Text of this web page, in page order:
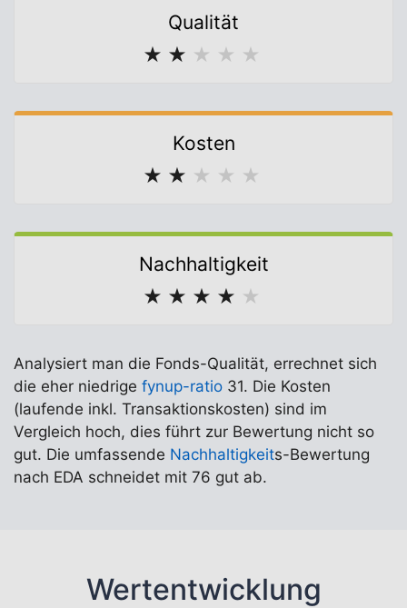
Qualität
★ ★ ★ ★ ★
Kosten
★ ★ ★ ★ ★
Nachhaltigkeit
★ ★ ★ ★ ★
Analysiert man die Fonds-Qualität, errechnet sich
die eher niedrige fynup-ratio 31. Die Kosten
(laufende inkl. Transaktionskosten) sind im
Vergleich hoch, dies führt zur Bewertung nicht so
gut. Die umfassende Nachhaltigkeits-Bewertung
nach EDA schneidet mit 76 gut ab.
Wertentwicklung